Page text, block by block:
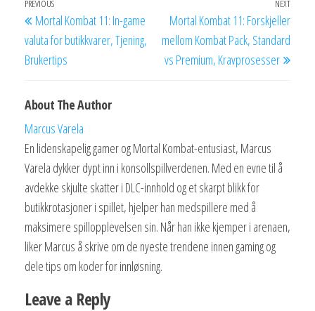
Post
navigation
Previous
Post
PREVIOUS
Mortal Kombat 11: In-game
valuta for butikkvarer, Tjening,
Brukertips
Next
NEXT
Mortal Kombat 11: Forskjeller
mellom Kombat Pack, Standard
vs Premium, Kravprosesser
About The Author
Marcus Varela
En lidenskapelig gamer og Mortal Kombat-entusiast, Marcus
Varela dykker dypt inn i konsollspillverdenen. Med en evne til å
avdekke skjulte skatter i DLC-innhold og et skarpt blikk for
butikkrotasjoner i spillet, hjelper han medspillere med å
maksimere spillopplevelsen sin. Når han ikke kjemper i arenaen,
liker Marcus å skrive om de nyeste trendene innen gaming og
dele tips om koder for innløsning.
Leave a Reply